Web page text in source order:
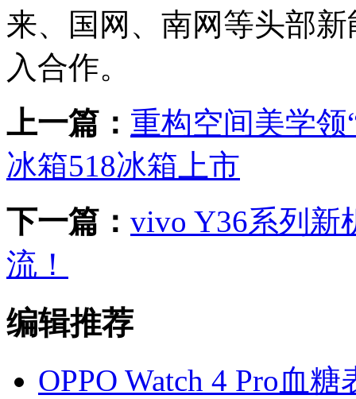
来、国网、南网等头部
入合作。
上一篇： 重构空间美学
冰箱518冰箱上市
下一篇： vivo Y36系列新
流！
编辑推荐
OPPO Watch 4 Pro血